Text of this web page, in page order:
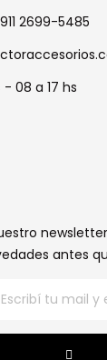
2699-5485
- 08 a 17 hs
antes